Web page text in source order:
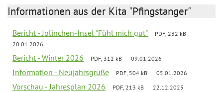
Informationen aus der Kita "Pfingstanger"
Bericht - Jolinchen-Insel "Fühl mich gut"
PDF, 232 kB
20.01.2026
Bericht - Winter 2026 PDF, 312 kB 09.01.2026
Information - Neujahrsgrüße PDF, 504 kB 05.01.2026
Vorschau - Jahresplan 2026 PDF, 213 kB 22.12.2025